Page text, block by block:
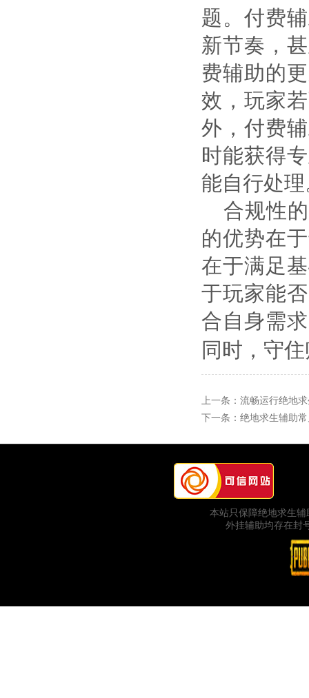
题。付费
新节奏，
费辅助的
效，玩家
外，付费
时能获得
能自行处
合规性
的优势在
在于满足
于玩家能
合自身需
同时，守
上一条： 流畅运行绝地
下一条： 绝地求生辅助
本站只保障绝地求生
外挂辅助均存在封